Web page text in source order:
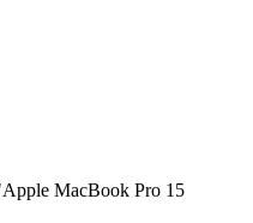
MacBook Pro 15